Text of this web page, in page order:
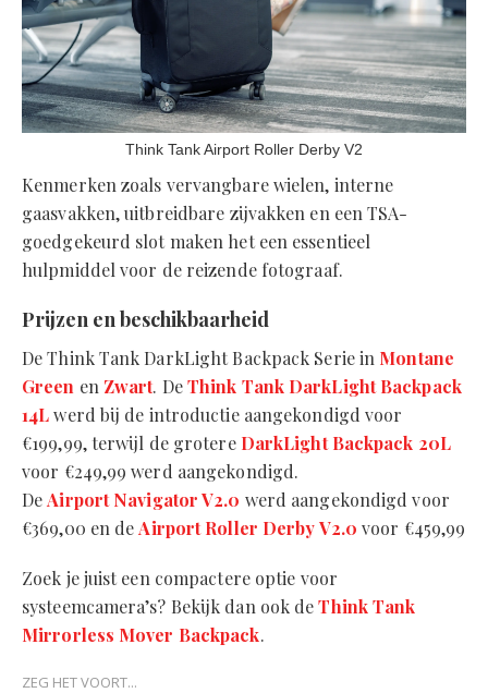
Think Tank Airport Roller Derby V2
Kenmerken zoals vervangbare wielen, interne
gaasvakken, uitbreidbare zijvakken en een TSA-
goedgekeurd slot maken het een essentieel
hulpmiddel voor de reizende fotograaf.
Prijzen en beschikbaarheid
De Think Tank DarkLight Backpack Serie in Montane
Green en Zwart. DeThink Tank DarkLight Backpack
14Lwerd bij de introductie aangekondigd voor
€199,99, terwijl de grotere DarkLight Backpack 20L
voor €249,99 werd aangekondigd.
DeAirport Navigator V2.0 werd aangekondigd voor
€369,00 en deAirport Roller Derby V2.0 voor €459,99
Zoek je juist een compactere optie voor
systeemcamera’s? Bekijk dan ook deThink Tank
Mirrorless Mover Backpack.
ZEG HET VOORT...